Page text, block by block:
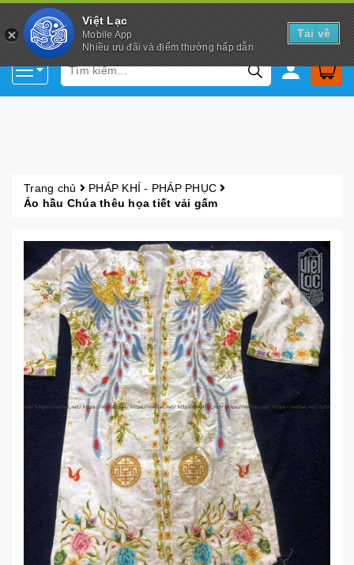
Việt Lạc
Mobile App
Nhiều ưu đãi và điểm thưởng hấp dẫn
Tải về
Trang chủ
PHÁP KHÍ - PHÁP PHỤC
Áo hầu Chúa thêu họa tiết vải gấm